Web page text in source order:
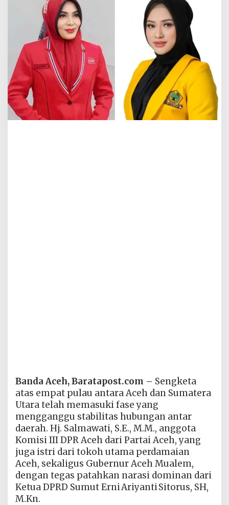
Aceh-
Sumut
Banda Aceh, Baratapost.com – Sengketa
atas empat pulau antara Aceh dan Sumatera
Utara telah memasuki fase yang
mengganggu stabilitas hubungan antar
daerah. Hj. Salmawati, S.E., M.M., anggota
Komisi III DPR Aceh dari Partai Aceh, yang
juga istri dari tokoh utama perdamaian
Aceh, sekaligus Gubernur Aceh Mualem,
dengan tegas patahkan narasi dominan dari
Ketua DPRD Sumut Erni Ariyanti Sitorus, SH,
M.Kn.